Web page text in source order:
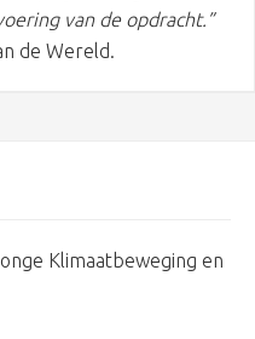
van de opdracht.”
de Wereld.
Klimaatbeweging en